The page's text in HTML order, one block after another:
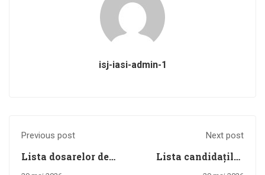
isj-iasi-admin-1
Previous post
Lista dosarelor de
înscriere ale
Next post
Lista candidaților
înscriși la concursul